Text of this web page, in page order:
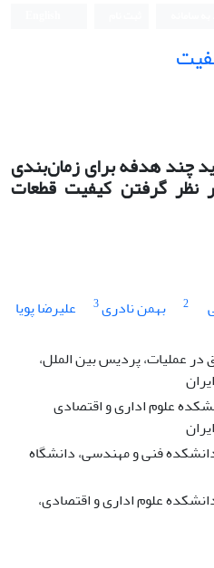
چند هدفه برای زمان‌بندی
نظر گرفتن کیفیت قطعات
2 بهمن نادری3 علیرضا پویا
عملیات، پردیس بین الملل،
علوم اداری و اقتصادی
فنی و مهندسی، دانشگاه
علوم اداری و اقتصادی،